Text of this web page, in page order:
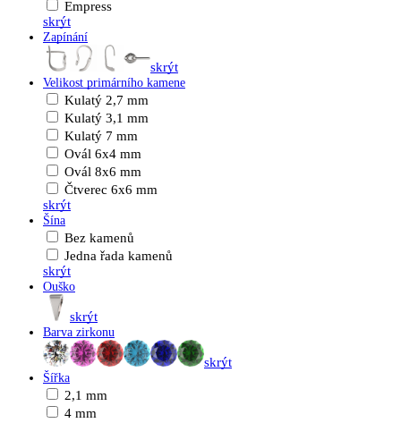
Empress
skrýt
Zapínání
skrýt
Velikost primárního kamene
Kulatý 2,7 mm
Kulatý 3,1 mm
Kulatý 7 mm
Ovál 6x4 mm
Ovál 8x6 mm
Čtverec 6x6 mm
skrýt
Šína
Bez kamenů
Jedna řada kamenů
skrýt
Ouško
skrýt
Barva zirkonu
skrýt
Šířka
2,1 mm
4 mm